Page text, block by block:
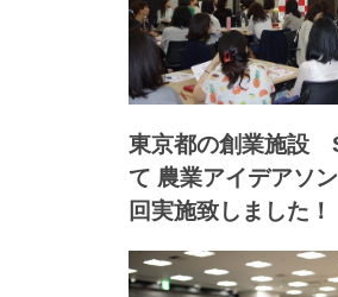
東京都の創業施設
て 農業アイデアソ
回実施致しました！